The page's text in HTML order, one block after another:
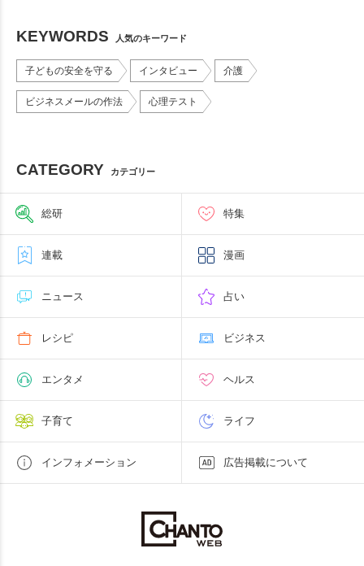
KEYWORDS 人気のキーワード
子どもの安全を守る インタビュー 介護
ビジネスメールの作法 心理テスト
CATEGORY カテゴリー
総研 特集
連載 漫画
ニュース 占い
レシピ ビジネス
エンタメ ヘルス
子育て ライフ
インフォメーション 広告掲載について